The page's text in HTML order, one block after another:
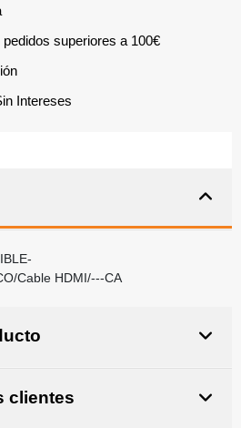
superiores a 100€
Intereses
Cable HDMI/---CA
clientes